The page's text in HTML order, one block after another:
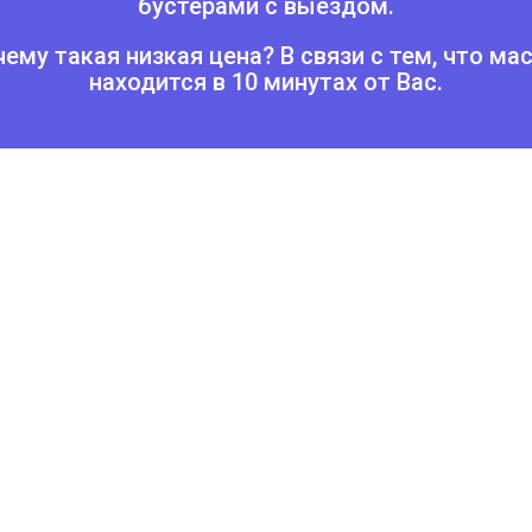
бустерами с выездом.
такая низкая цена? В связи с тем, что
находится в 10 минутах от Вас.